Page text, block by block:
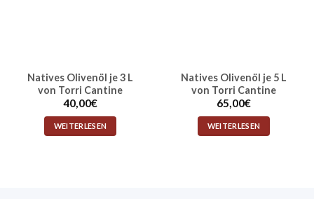
Natives Olivenöl je 3 L
von Torri Cantine
40,00€
WEITERLESEN
Natives Olivenöl je 5 L
von Torri Cantine
65,00€
WEITERLESEN